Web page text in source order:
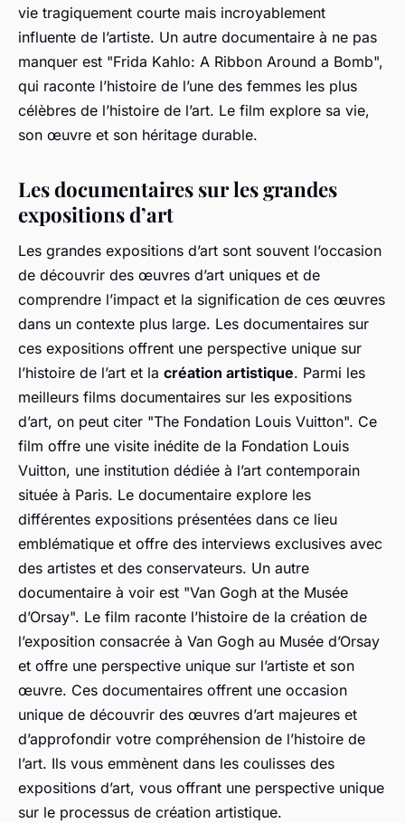
vie tragiquement courte mais incroyablement
influente de l’artiste. Un autre documentaire à ne pas
manquer est "Frida Kahlo: A Ribbon Around a Bomb",
qui raconte l’histoire de l’une des femmes les plus
célèbres de l’histoire de l’art. Le film explore sa vie,
son œuvre et son héritage durable.
Les documentaires sur les grandes
expositions d’art
Les grandes expositions d’art sont souvent l’occasion
de découvrir des œuvres d’art uniques et de
comprendre l’impact et la signification de ces œuvres
dans un contexte plus large. Les documentaires sur
ces expositions offrent une perspective unique sur
l’histoire de l’art et la création artistique. Parmi les
meilleurs films documentaires sur les expositions
d’art, on peut citer "The Fondation Louis Vuitton". Ce
film offre une visite inédite de la Fondation Louis
Vuitton, une institution dédiée à l’art contemporain
située à Paris. Le documentaire explore les
différentes expositions présentées dans ce lieu
emblématique et offre des interviews exclusives avec
des artistes et des conservateurs. Un autre
documentaire à voir est "Van Gogh at the Musée
d’Orsay". Le film raconte l’histoire de la création de
l’exposition consacrée à Van Gogh au Musée d’Orsay
et offre une perspective unique sur l’artiste et son
œuvre. Ces documentaires offrent une occasion
unique de découvrir des œuvres d’art majeures et
d’approfondir votre compréhension de l’histoire de
l’art. Ils vous emmènent dans les coulisses des
expositions d’art, vous offrant une perspective unique
sur le processus de création artistique.